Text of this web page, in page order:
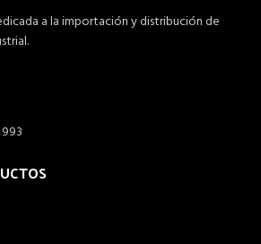
a la importación y distribución de